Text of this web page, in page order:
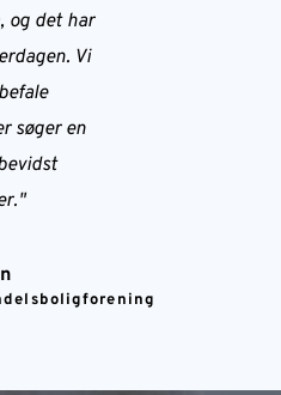
og det har
Vi
søger en